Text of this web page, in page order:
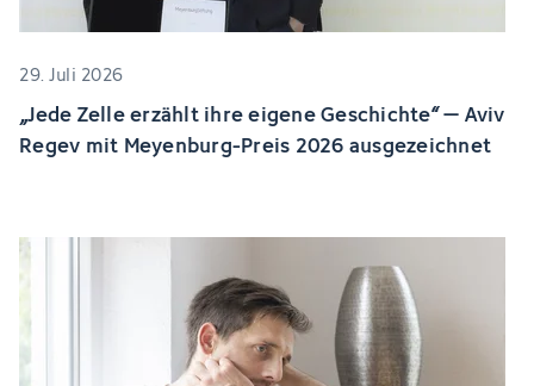
29. Juli 2026
„Jede Zelle erzählt ihre eigene Geschichte“ – Aviv
Regev mit Meyenburg-Preis 2026 ausgezeichnet